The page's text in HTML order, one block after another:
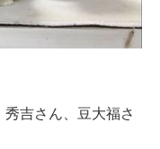
吉さん、豆大福さ